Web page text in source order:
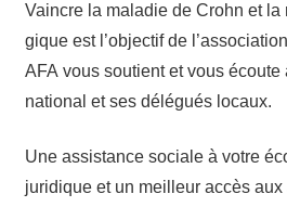
Vaincre la mala­die de Crohn et
gique est l’ob­jec­tif de
AFA vous sou­tient et vous
natio­nal et ses délé­gués locaux.
Une assis­tance sociale à votre
juri­dique et un meilleur accès